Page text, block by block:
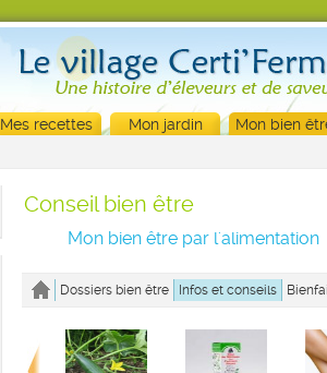
Mes recettes Mon jardin Mon bien
Conseil bien être
Mon bien être par l'alimentation
Dossiers bien être Infos et conseils